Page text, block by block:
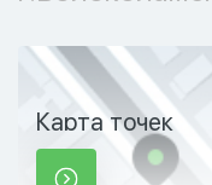
Карта точек